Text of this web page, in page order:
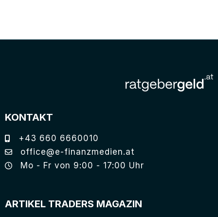
KONTAKT
+43 660 6660010
office@e-finanzmedien.at
Mo - Fr von 9:00 - 17:00 Uhr
ARTIKEL TRADERS MAGAZIN